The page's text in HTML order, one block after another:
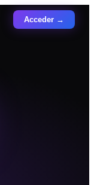
Acceder →